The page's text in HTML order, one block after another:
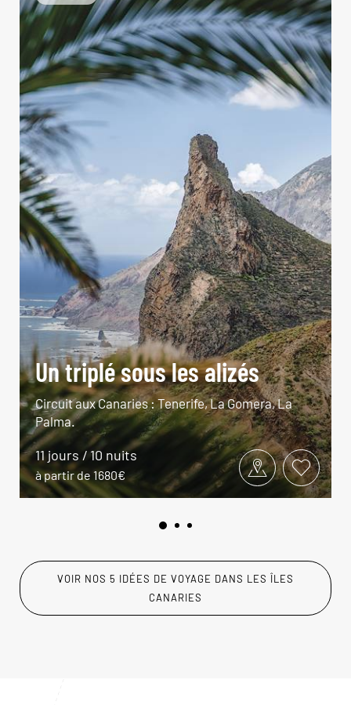
Un triplé sous les alizés
Circuit aux Canaries : Tenerife, La Gomera, La
Palma.
11 jours / 10 nuits
à partir de 1680€
VOIR NOS 5 IDÉES DE VOYAGE DANS LES ÎLES
CANARIES